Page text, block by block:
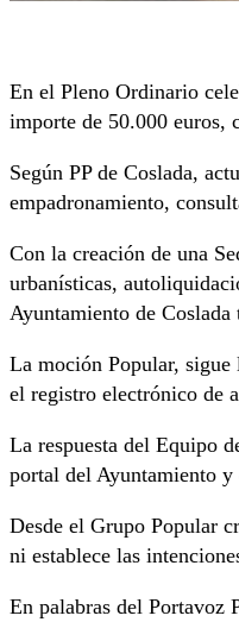
En el Pleno Ordinario
importe de 50.000 euros,
Según PP de Coslada,
empadronamiento,
Con la creación de una
urbanísticas,
Ayuntamiento de
La moción Popular, sigue
el registro electrónico de
La respuesta del Equipo
portal del Ayuntamiento y
Desde el Grupo Popular
ni establece las
En palabras del Portavoz